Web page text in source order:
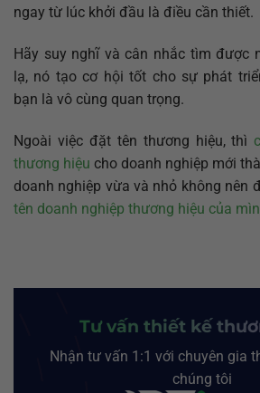
ngay từ lúc khởi đầu là điều cần thiết.
Hãy suy nghĩ và cân nhắc tìm được
lạ, nó tạo cơ hội tốt cho sự phát
bạn là vô cùng quan trọng.
Ngoài việc đặt tên thương hiệu, thì
thương hiệu cho doanh nghiệp mới
doanh nghiệp vừa và nhỏ không nên
tên doanh nghiệp thương hiệu của
Tư vấn thiết kế
Nhận tư vấn 1:1 với chuyên gia
chúng tôi